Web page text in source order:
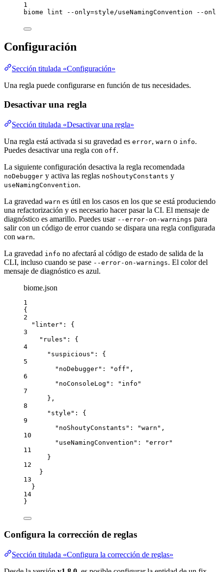
1
biome
lint --only=style/useNamingConvention --
Configuración
Sección titulada «Configuración»
Una regla puede configurarse en función de tus necesidades.
Desactivar una regla
Sección titulada «Desactivar una regla»
Una regla está activada si su gravedad es error, warn o info.
Puedes desactivar una regla con off.
La siguiente configuración desactiva la regla recomendada
noDebugger y activa las reglas noShoutyConstants y
useNamingConvention.
La gravedad warn es útil en los casos en los que se está produciendo
una refactorización y es necesario hacer pasar la CI. El mensaje de
diagnóstico es amarillo. Puedes usar --error-on-warnings para
salir con un código de error cuando se dispara una regla configurada
con warn.
La gravedad info no afectará al código de estado de salida de la
CLI, incluso cuando se pase --error-on-warnings. El color del
mensaje de diagnóstico es azul.
biome.json
1
{
2
"linter" : {
3
"rules" : {
4
"suspicious" : {
5
"noDebugger" : "off " ,
6
"noConsoleLog" : " info "
7
},
8
"style" : {
9
"noShoutyConstants" : "warn " ,
10
"useNamingConvention" : "error"
11
}
12
}
13
}
14
}
Configura la corrección de reglas
Sección titulada «Configura la corrección de reglas»